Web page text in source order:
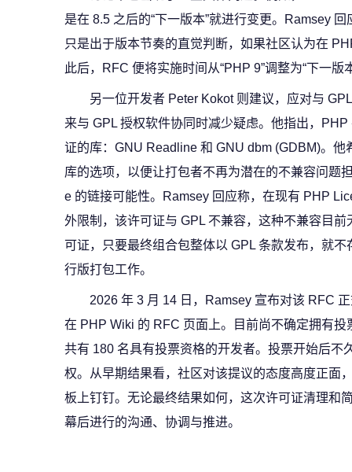
是在 8.5 之后的“下一版本”就进行变更。Ramsey
只是出于版本节奏的直觉判断，如果社区认为在
此后，RFC 便将实施时间从“PHP 9”调整为“下一版
另一位开发者 Peter Kokot 则建议，应对与
来与 GPL 授权软件协同时减少疑虑。他指出，
证的库：GNU Readline 和 GNU dbm (GDBM)。
库的选项，以便让打包者不再为潜在的不兼容问题
e 的链接可能性。Ramsey 回应称，在现有 PHP
外限制，该许可证与 GPL 不兼容，这种不兼容目
可证，只要最终组合包整体以 GPL 条款发布，就
行版打包工作。
2026 年 3 月 14 日，Ramsey 宣布对该 RFC
在 PHP Wiki 的 RFC 页面上。目前尚不确定拥有
共有 180 名具有投票资格的开发者。投票开始后不
权。从早期结果看，社区对该提议的态度高度正面
板上钉钉。无论最终结果如何，这次许可证清理和
幕后进行的沟通、协调与推进。